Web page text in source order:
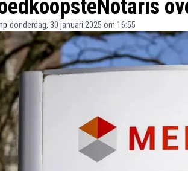
donderdag, 30 januari 2025 om 16:55